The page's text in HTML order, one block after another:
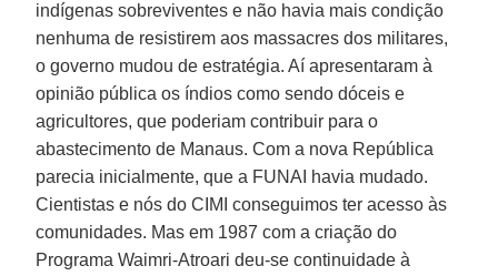
indígenas sobreviventes e não havia mais condição
nenhuma de resistirem aos massacres dos militares,
o governo mudou de estratégia. Aí apresentaram à
opinião pública os índios como sendo dóceis e
agricultores, que poderiam contribuir para o
abastecimento de Manaus. Com a nova República
parecia inicialmente, que a FUNAI havia mudado.
Cientistas e nós do CIMI conseguimos ter acesso às
comunidades. Mas em 1987 com a criação do
Programa Waimri-Atroari deu-se continuidade à